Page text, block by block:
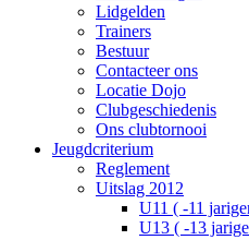
Lidgelden
Trainers
Bestuur
Contacteer ons
Locatie Dojo
Clubgeschiedenis
Ons clubtornooi
Jeugdcriterium
Reglement
Uitslag 2012
U11 ( -11
U13 ( -13